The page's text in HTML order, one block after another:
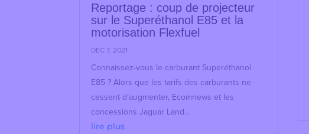
Reportage : coup de projecteur
sur le Superéthanol E85 et la
motorisation Flexfuel
DÉC 7, 2021
Connaissez-vous le carburant Superéthanol
E85 ? Alors que les tarifs des carburants ne
cessent d’augmenter, Ecomnews et les
concessions Jaguar Land...
lire plus